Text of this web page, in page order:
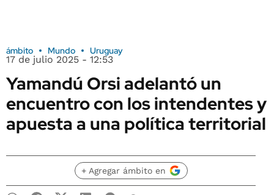
ámbito Mundo Uruguay
17 de julio 2025 - 12:53
Yamandú Orsi adelantó un
encuentro con los intendentes y
apuesta a una política territorial
+ Agregar ámbito en